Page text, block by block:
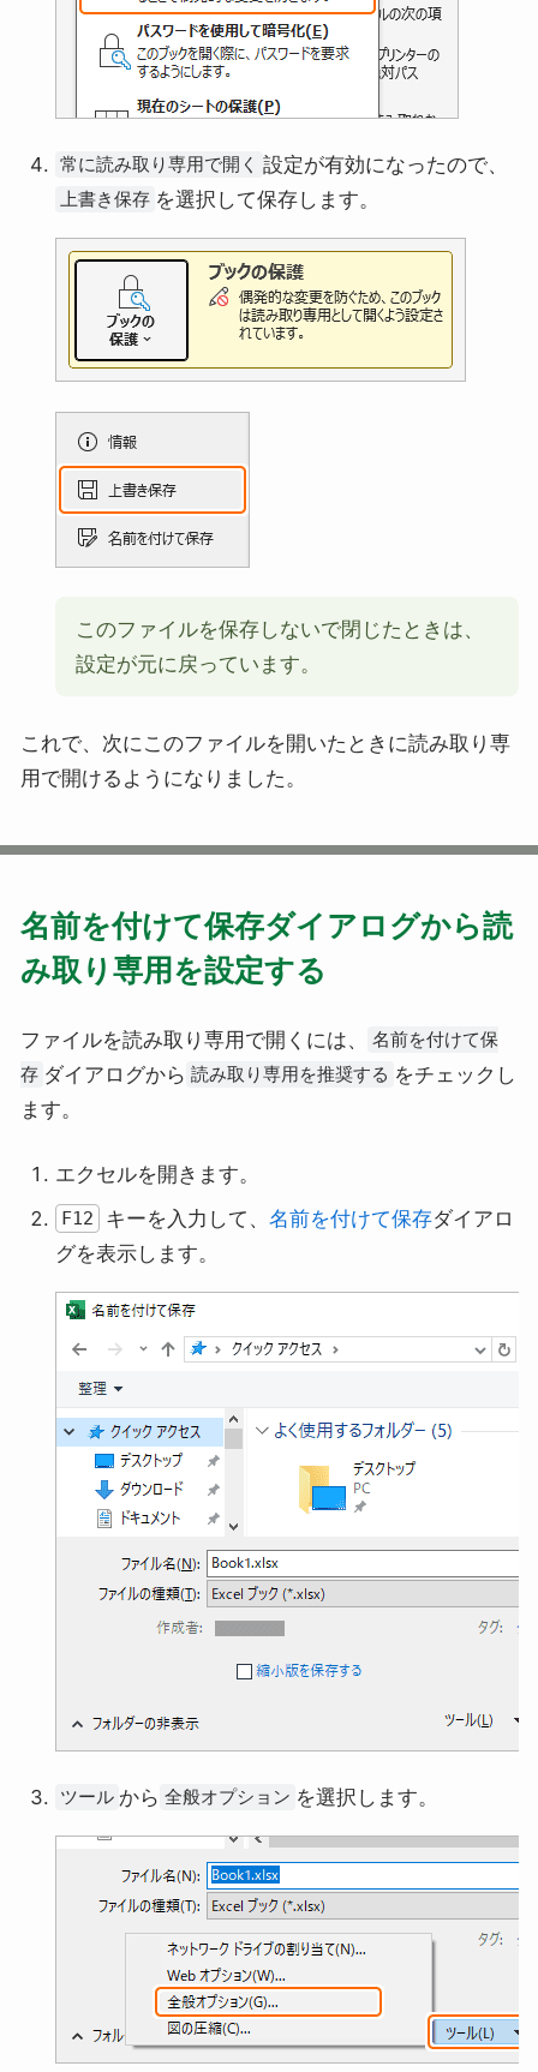
常に読み取り専用で開く 設定が有効になったので、
上書き保存 を選択して保存します。
このファイルを保存しないで閉じたときは、
設定が元に戻っています。
これで、次にこのファイルを開いたときに読み取り専
用で開けるようになりました。
名前を付けて保存ダイアログから読
み取り専用を設定する
ファイルを読み取り専用で開くには、
名前を付けて保
存 ダイアログから 読み取り専用を推奨する をチェックし
ます。
エクセルを開きます。
F12 キーを入力して、名前を付けて保存ダイアロ
グを表示します。
ツール から 全般オプション を選択します。